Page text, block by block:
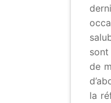
de
la